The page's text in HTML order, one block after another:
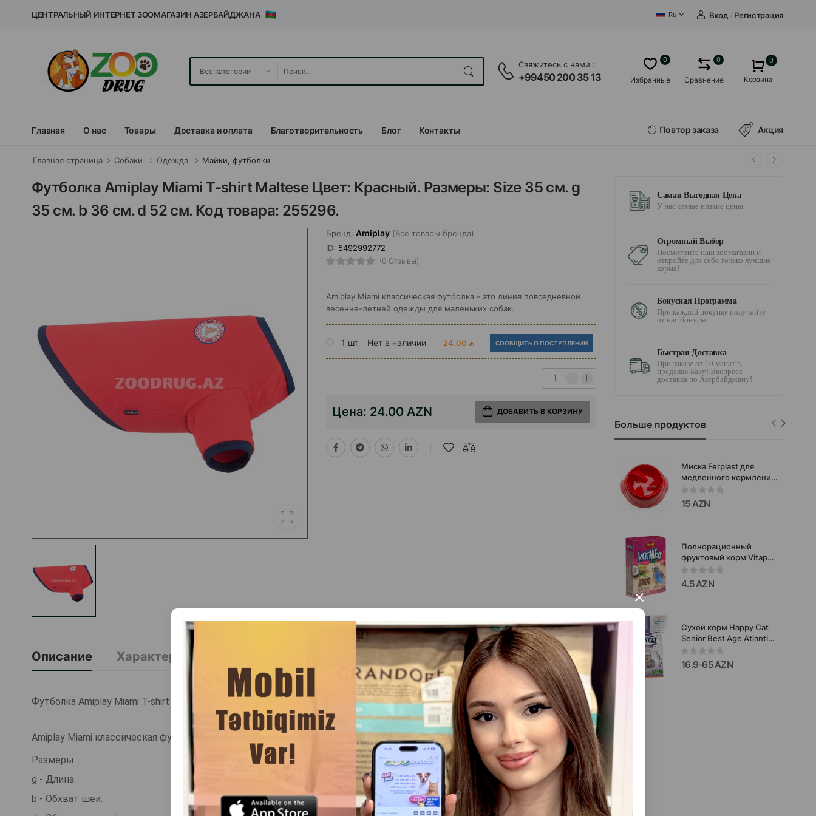
×
ЦЕНТРАЛЬНЫЙ ИНТЕРНЕТ ЗООМАГАЗИН АЗЕРБАЙДЖАНА Ru Вход / Регистрация
Свяжитесь с нами :
+99450 200 35 13 Избранные
0
Сравнение
0 0
Корзина
Главная О нас Товары Доставка и оплата Благотворительность Блог Контакты Повтор заказа Акция
Главная страница Собаки Одежда Майки, футболки
Футболка Amiplay Miami T-shirt Maltese Цвет: Красный. Размеры: Size 35 см. g
35 см. b 36 см. d 52 см. Код товара: 255296.
Бренд: Amiplay (Все товары бренда)
ID: 5492992772
(0 Отзывы)
Amiplay Miami классическая футболка - это линия повседневной
весенне-летней одежды для маленьких собак.
1 шт Нет в наличии 24.00 ₼ СООБЩИТЬ О ПОСТУПЛЕНИИ
Цена: 24.00 AZN ДОБАВИТЬ В КОРЗИНУ
Описание Характеристика
Футболка Amiplay Miami T-shirt Maltese Цвет: Красный. Размеры: Size 35 см. g 35 см. b 36 см. d 52 см. Код товара: 255296.
Amiplay Miami классическая футболка - это линия повседневной весенне-летней одежды для маленьких собак.
Размеры:
g - Длина.
b - Обхват шеи.
Самая Выгодная Цена
У нас самые низкие цены
Огромный Выбор
Посмотрите наш зоомагазин и
откройте для себя только лучшие
корма!
Бонусная Программа
При каждой покупке получайте
от нас бонусы
Быстрая Доставка
При заказе от 10 манат в
пределах Баку! Экспресс-
доставка по Азербайджану!
Больше продуктов
Миска Ferplast для
медленного кормления
- удобное решение для
собак и кошек,которая
замедляет процесс
15 AZN
Полнорационный
фруктовый корм Vitapol
Karmeo Premium Life для
волнистых
попугайчиков 500 гр
4.5 AZN
Сухой корм Happy Cat
Senior Best Age Atlantic
Salmon для пожилых
кошек (лосось)
16.9-65 AZN